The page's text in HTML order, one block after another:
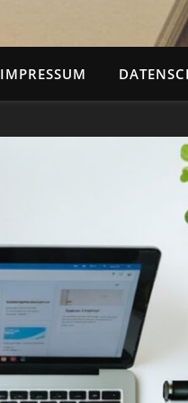
IMPRESSUM